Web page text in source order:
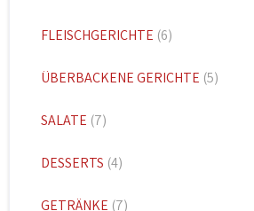
FLEISCHGERICHTE (6)
ÜBERBACKENE GERICHTE (5)
SALATE (7)
DESSERTS (4)
GETRÄNKE (7)